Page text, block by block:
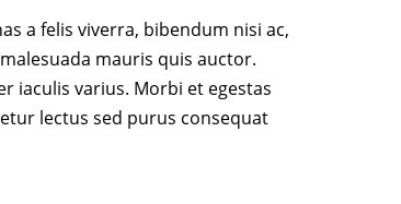
a felis viverra, bibendum nisi ac,
mauris quis auctor.
iaculis varius. Morbi et egestas
lectus sed purus consequat